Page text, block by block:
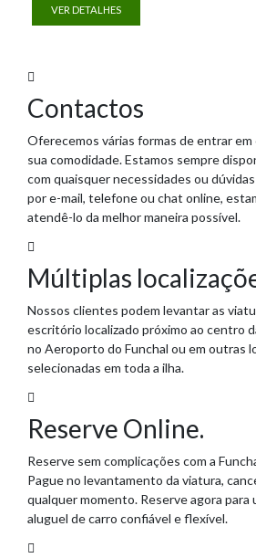
VER DETALHES
Contactos
Oferecemos várias formas de entrar
sua comodidade. Estamos sempre
com quaisquer necessidades ou
por e-mail, telefone ou chat online,
atendê-lo da melhor maneira possível.
Múltiplas
Nossos clientes podem levantar as
escritório localizado próximo ao centro
no Aeroporto do Funchal ou em outras
selecionadas em toda a ilha.
Reserve Online.
Reserve sem complicações com a
Pague no levantamento da viatura,
qualquer momento. Reserve agora para
aluguel de carro confiável e flexível.